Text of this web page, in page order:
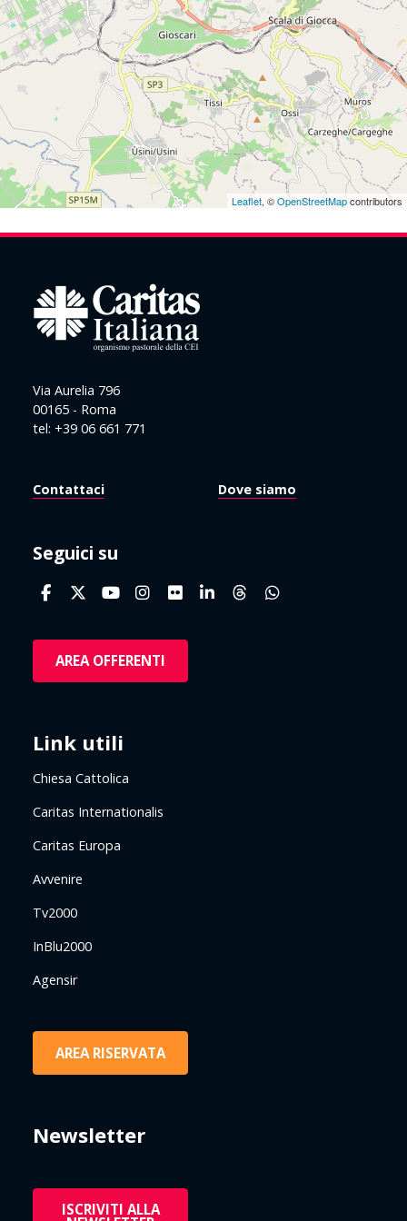
Leaflet, ©OpenStreetMapcontributors
Via Aurelia 796
00165 - Roma
tel: +39 06 661 771
Contattaci Dove siamo
Seguici su
AREA OFFERENTI
Link utili
Chiesa Cattolica
Caritas Internationalis
Caritas Europa
Avvenire
Tv2000
InBlu2000
Agensir
AREA RISERVATA
Newsletter
ISCRIVITI ALLA